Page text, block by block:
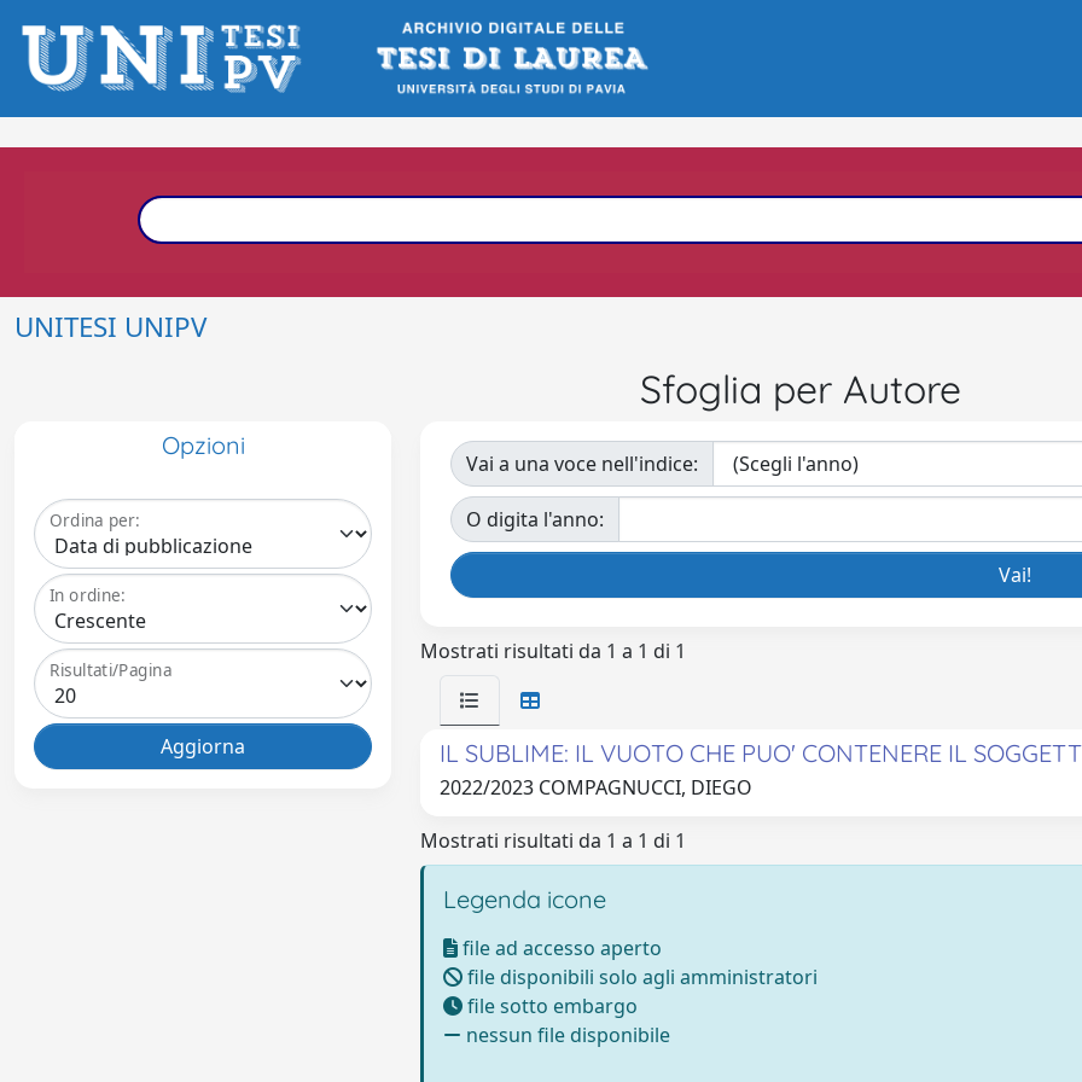
UNITESI UNIPV
Sfoglia per Autore
Opzioni
Ordina per:
In ordine:
Risultati/Pagina
Vai a una voce nell'indice:
O digita l'anno:
Mostrati risultati da 1 a 1 di 1
IL SUBLIME: IL VUOTO CHE PUO' CONTENERE IL
2022/2023 COMPAGNUCCI, DIEGO
Mostrati risultati da 1 a 1 di 1
Legenda icone
file ad accesso aperto
file disponibili solo agli amministratori
file sotto embargo
nessun file disponibile